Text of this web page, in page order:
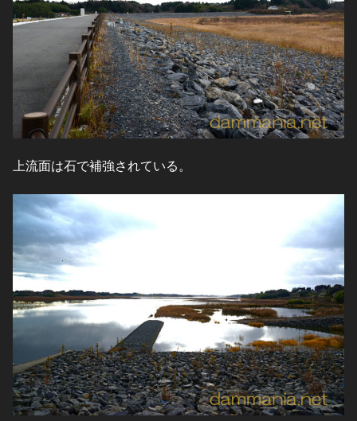
上流面は石で補強されている。